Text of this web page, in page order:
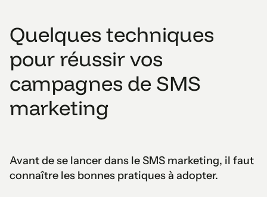
Quelques techniques
pour réussir vos
campagnes de SMS
marketing
Avant de se lancer dans le SMS marketing, il faut
connaître les bonnes pratiques à adopter.